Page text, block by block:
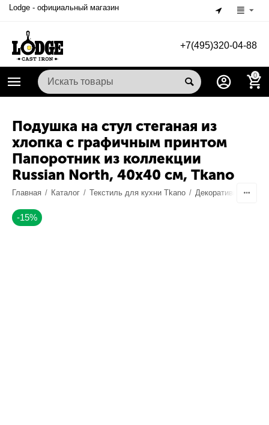
Lodge - официальный магазин
+7(495)320-04-88
0
Подушка на стул стеганая из
хлопка с графичным принтом
Папоротник из коллекции
Russian North, 40х40 см, Tkano
Главная / Каталог / Текстиль для кухни Tkano / Декоративный
-15%